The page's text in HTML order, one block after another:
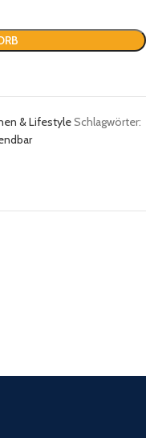
& LifestyleSchlagwörter: